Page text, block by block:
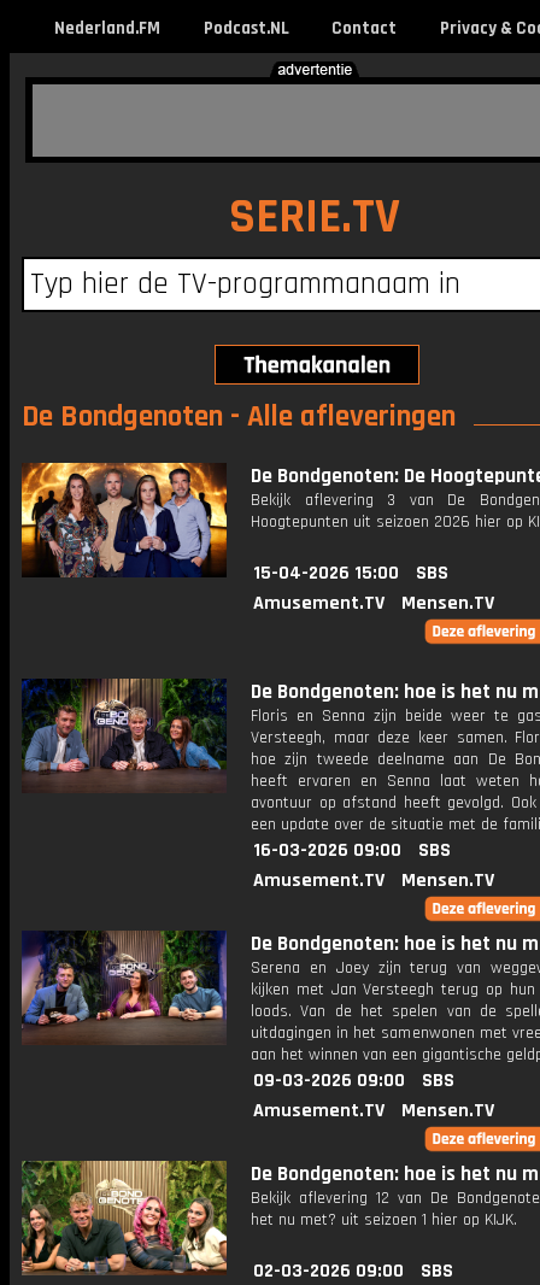
Nederland.FM Podcast.NL Contact Privacy &
SERIE.TV
De Bondgenoten - Alle afleveringen
De Bondgenoten: De
Bekijk aflevering 3 van De
Hoogtepunten uit seizoen 2026 hier op
15-04-2026 15:00
SBS
Amusement.TV
Mensen.TV
De Bondgenoten: hoe is het nu
Floris en Senna zijn beide weer te
Versteegh, maar deze keer samen.
hoe zijn tweede deelname aan De
heeft ervaren en Senna laat weten
avontuur op afstand heeft gevolgd.
een update over de situatie met de
16-03-2026 09:00
SBS
Amusement.TV
Mensen.TV
De Bondgenoten: hoe is het nu
Serena en Joey zijn terug van
kijken met Jan Versteegh terug op
loods. Van de het spelen van de
uitdagingen in het samenwonen met
aan het winnen van een gigantische
09-03-2026 09:00
SBS
Amusement.TV
Mensen.TV
De Bondgenoten: hoe is het nu
Bekijk aflevering 12 van De
het nu met? uit seizoen 1 hier op KIJK.
02-03-2026 09:00
SBS